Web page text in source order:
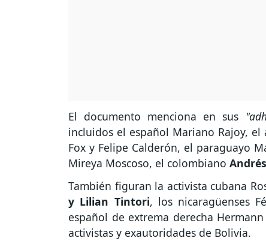
El documento menciona en sus
incluidos el español Mariano Rajoy,
Fox y Felipe Calderón, el paraguayo
Mireya Moscoso, el colombiano
También figuran la activista cubana
y Lilian Tintori, los nicaragüenses
español de extrema derecha
activistas y exautoridades de Bolivia.